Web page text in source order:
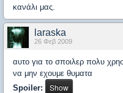
κανάλι μας.
laraska
26 Φεβ 2009
αυτο για το σποιλερ πολυ
να μην εχουμε θυματα
Spoiler: